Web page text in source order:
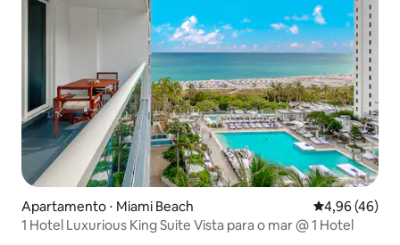
Apartamento ⋅ Miami Beach 4,96 de uma
4,96 (46)
1 Hotel Luxurious King Suite Vista para o mar @ 1 Hotel